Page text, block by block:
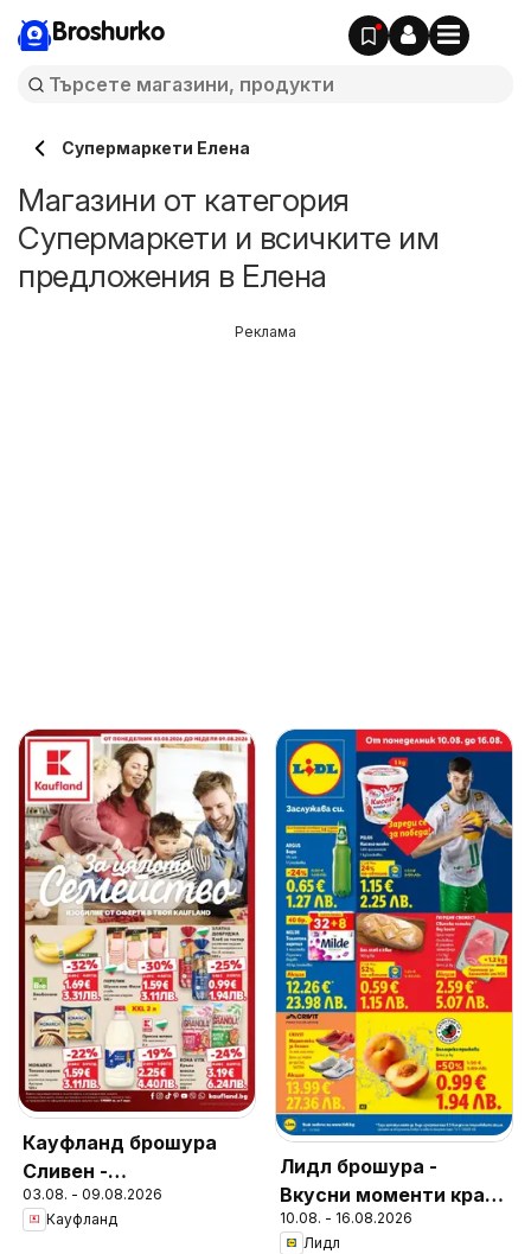
Broshurko
Супермаркети Елена
Магазини от категория
Супермаркети и всичките им
предложения в Елена
Кауфланд брошура
Сливен -
Предложения за
цялото семейство
03.08. - 09.08.2026
Кауфланд
Лидл брошура -
Вкусни моменти край
грила
10.08. - 16.08.2026
Лидл
Реклама